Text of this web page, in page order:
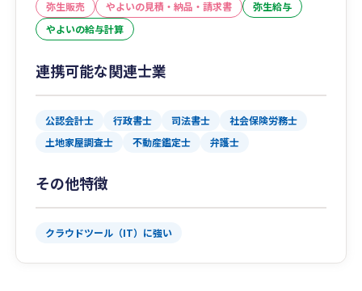
弥生販売
やよいの見積・納品・請求書
弥生給与
やよいの給与計算
連携可能な関連士業
公認会計士 行政書士 司法書士
社会保険労務士
土地家屋調査士
不動産鑑定士 弁護士
その他特徴
クラウドツール（IT）に強い